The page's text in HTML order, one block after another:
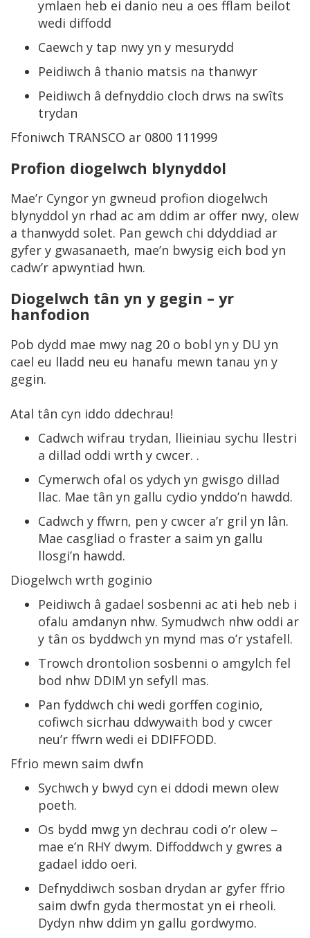
ymlaen heb ei danio neu a oes fflam beilot
wedi diffodd
Caewch y tap nwy yn y mesurydd
Peidiwch â thanio matsis na thanwyr
Peidiwch â defnyddio cloch drws na swîts
trydan
Ffoniwch TRANSCO ar 0800 111999
Profion diogelwch blynyddol
Mae’r Cyngor yn gwneud profion diogelwch
blynyddol yn rhad ac am ddim ar offer nwy, olew
a thanwydd solet. Pan gewch chi ddyddiad ar
gyfer y gwasanaeth, mae’n bwysig eich bod yn
cadw’r apwyntiad hwn.
Diogelwch tân yn y gegin – yr
hanfodion
Pob dydd mae mwy nag 20 o bobl yn y DU yn
cael eu lladd neu eu hanafu mewn tanau yn y
gegin.
Atal tân cyn iddo ddechrau!
Cadwch wifrau trydan, llieiniau sychu llestri
a dillad oddi wrth y cwcer. .
Cymerwch ofal os ydych yn gwisgo dillad
llac. Mae tân yn gallu cydio ynddo’n hawdd.
Cadwch y ffwrn, pen y cwcer a’r gril yn lân.
Mae casgliad o fraster a saim yn gallu
llosgi’n hawdd.
Diogelwch wrth goginio
Peidiwch â gadael sosbenni ac ati heb neb i
ofalu amdanyn nhw. Symudwch nhw oddi ar
y tân os byddwch yn mynd mas o’r ystafell.
Trowch drontolion sosbenni o amgylch fel
bod nhw DDIM yn sefyll mas.
Pan fyddwch chi wedi gorffen coginio,
cofiwch sicrhau ddwywaith bod y cwcer
neu’r ffwrn wedi ei DDIFFODD.
Ffrio mewn saim dwfn
Sychwch y bwyd cyn ei ddodi mewn olew
poeth.
Os bydd mwg yn dechrau codi o’r olew –
mae e’n RHY dwym. Diffoddwch y gwres a
gadael iddo oeri.
Defnyddiwch sosban drydan ar gyfer ffrio
saim dwfn gyda thermostat yn ei rheoli.
Dydyn nhw ddim yn gallu gordwymo.